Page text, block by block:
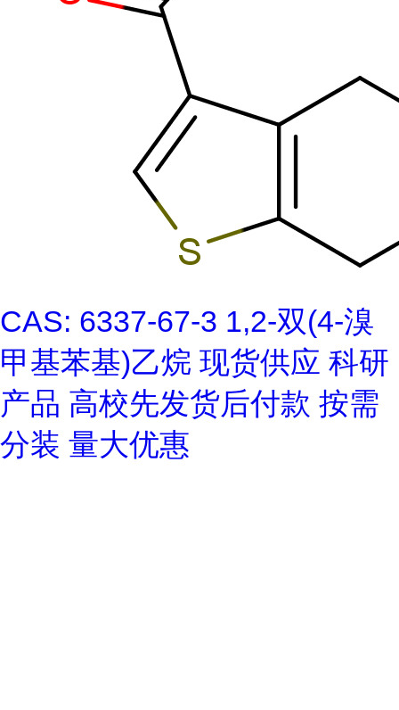
CAS: 6337-67-3 1,2-双(4-溴
甲基苯基)乙烷 现货供应 科研
产品 高校先发货后付款 按需
分装 量大优惠